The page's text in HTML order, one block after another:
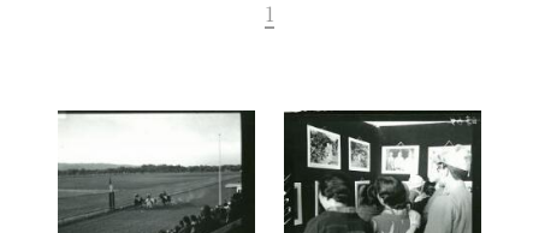
1